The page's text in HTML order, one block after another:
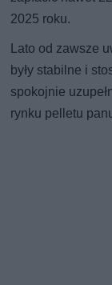
2025 roku.
Lato od zawsze
były stabilne i
spokojnie
rynku pelletu